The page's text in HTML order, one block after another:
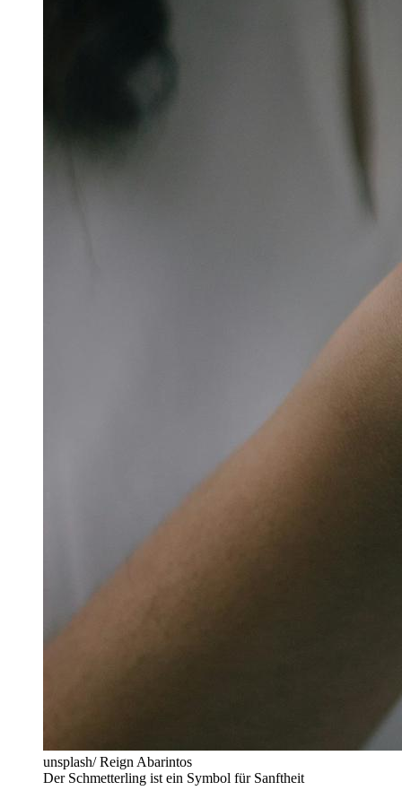
unsplash/ Reign Abarintos
Der Schmetterling ist ein Symbol für Sanftheit